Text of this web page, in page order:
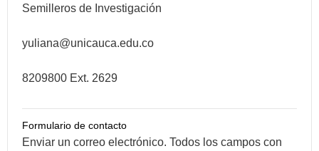
Semilleros de Investigación
yuliana@unicauca.edu.co
8209800 Ext. 2629
Formulario de contacto
Enviar un correo electrónico. Todos los campos con